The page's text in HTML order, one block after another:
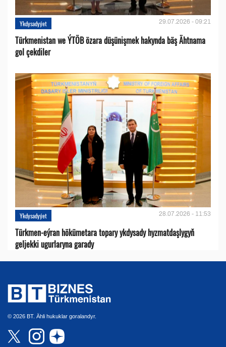
Ykdysadyýet 29.07.2026 - 09:21
Türkmenistan we ÝTÖB özara düşünişmek hakynda bäş Ähtnama
gol çekdiler
Ykdysadyýet 28.07.2026 - 11:53
Türkmen-eýran hökümetara topary ykdysady hyzmatdaşlygyň
geljekki ugurlaryna garady
© 2026 BT. Ähli hukuklar goralandyr.